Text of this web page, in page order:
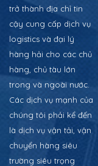
trở thành địa chỉ tin
cậy cung cấp dịch vụ
logistics và đại lý
hàng hải cho các chủ
hàng, chủ tàu lớn
trong và ngoài nước.
Các dịch vụ mạnh của
chúng tôi phải kể đến
là dịch vụ vận tải, vận
chuyển hàng siêu
trường siêu trọng